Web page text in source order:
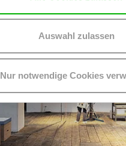
Auswahl zulassen
Nur notwendige Cookies